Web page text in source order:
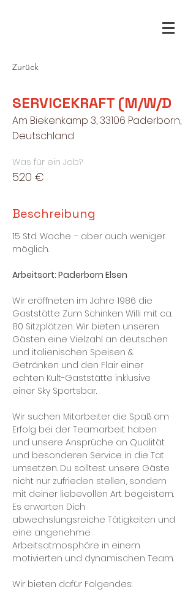
Zurück
SERVICEKRAFT (M/W/D
Am Biekenkamp 3, 33106 Paderborn,
Deutschland
Was für ein Job?
520 €
Beschreibung
15 Std. Woche – aber auch weniger
Arbeitsort: Paderborn Elsen
Wir eröffneten im Jahre 1986 die
Gaststätte Zum Schinken Willi mit ca.
80 Sitzplätzen. Wir bieten unseren
Gästen eine Vielzahl an deutschen
und italienischen Speisen &
Getränken und den Flair einer
echten Kult-Gaststätte inklusive
einer Sky Sportsbar.
Wir suchen Mitarbeiter die Spaß am
Erfolg bei der Teamarbeit haben
und unsere Ansprüche an Qualität
und besonderen Service in die Tat
umsetzen. Du solltest unsere Gäste
nicht nur zufrieden stellen, sondern
mit deiner liebevollen Art begeistern.
Es erwarten Dich
abwechslungsreiche Tätigkeiten und
eine angenehme
Arbeitsatmosphäre in einem
motivierten und dynamischen Team.